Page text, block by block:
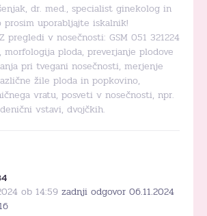
dr. med., specialist ginekolog in
prosim uporabljajte iskalnik!
pregledi v nosečnosti: GSM 051 321224
morfologija ploda, preverjanje plodove
pri tvegani nosečnosti, merjenje
žile ploda in popkovino,
vratu, posveti v nosečnosti, npr.
vstavi, dvojčkih.
ob 14:59 zadnji odgovor 06.11.2024